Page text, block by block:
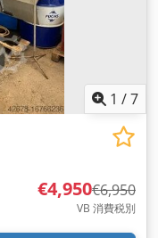
- 高さ調節可能な鋼板
ペース 長さ x 幅 x
kg 良好な状態
1 /7
€4,950€6,950
VB 消費税別